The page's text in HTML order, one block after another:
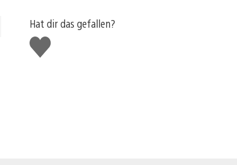
Hat dir das gefallen?
Gefällt
mir